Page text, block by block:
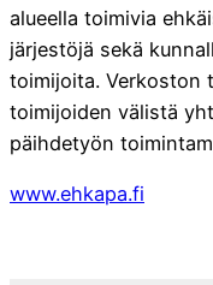
alueella toimivia
järjestöjä sekä
toimijoita. Verkoston
toimijoiden välistä
päihdetyön
www.ehkapa.fi